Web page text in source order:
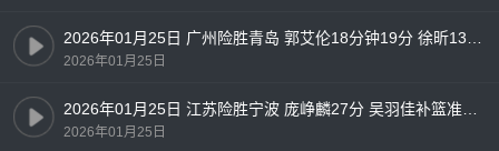
2026年01月25日
2026年01月25日